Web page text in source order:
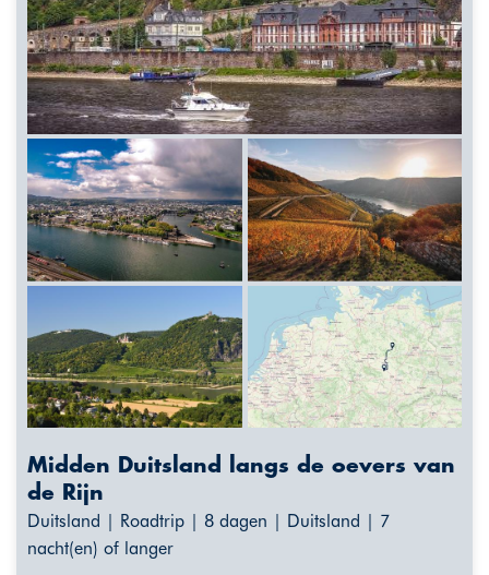
Midden Duitsland langs de oevers van
de Rijn
Duitsland | Roadtrip | 8 dagen | Duitsland | 7
nacht(en) of langer